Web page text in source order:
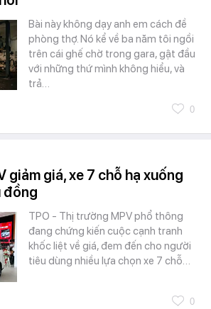
Bài này không dạy anh em cách đề
phòng thợ. Nó kể về ba năm tôi ngồi
trên cái ghế chờ trong gara, gật đầu
với những thứ mình không hiểu, và
trả…
0
giảm giá, xe 7 chỗ hạ xuống
TPO - Thị trường MPV phổ thông
đang chứng kiến cuộc cạnh tranh
khốc liệt về giá, đem đến cho người
tiêu dùng nhiều lựa chọn xe 7 chỗ…
0